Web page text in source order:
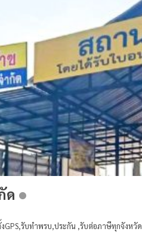
ด
รับทำพรบ,ประกัน ,รับต่อภาษีทุกจังหวัด